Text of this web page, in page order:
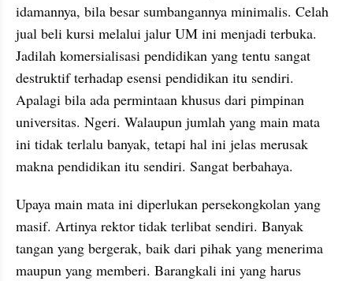
idamannya, bila besar sumbangannya minimalis. Celah
jual beli kursi melalui jalur UM ini menjadi terbuka.
Jadilah komersialisasi pendidikan yang tentu sangat
destruktif terhadap esensi pendidikan itu sendiri.
Apalagi bila ada permintaan khusus dari pimpinan
universitas. Ngeri. Walaupun jumlah yang main mata
ini tidak terlalu banyak, tetapi hal ini jelas merusak
makna pendidikan itu sendiri. Sangat berbahaya.
Upaya main mata ini diperlukan persekongkolan yang
masif. Artinya rektor tidak terlibat sendiri. Banyak
tangan yang bergerak, baik dari pihak yang menerima
maupun yang memberi. Barangkali ini yang harus